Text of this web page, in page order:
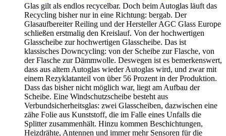
Glas gilt als endlos recycelbar. Doch beim Autoglas läuft das
Recycling bisher nur in eine Richtung: bergab. Der
Glasaufbereiter Reiling und der Hersteller AGC Glass Europe
schließen erstmalig den Kreislauf. Von der hochwertigen
Glasscheibe zur hochwertigen Glasscheibe. Das ist
klassisches Downcycling: von der Scheibe zur Flasche, von
der Flasche zur Dämmwolle. Deswegen ist es bemerkenswert,
dass aus altem Autoglas wieder Autoglas wird, und zwar mit
einem Rezyklatanteil von über 56 Prozent in der Produktion.
Dass das bisher nicht möglich war, liegt am Aufbau der
Scheibe. Eine Windschutzscheibe besteht aus
Verbundsicherheitsglas: zwei Glasscheiben, dazwischen eine
zähe Folie aus Kunststoff, die im Falle eines Unfalls die
Splitter zusammenhält. Hinzu kommen Beschichtungen,
Heizdrähte, Antennen und immer mehr Sensoren für die